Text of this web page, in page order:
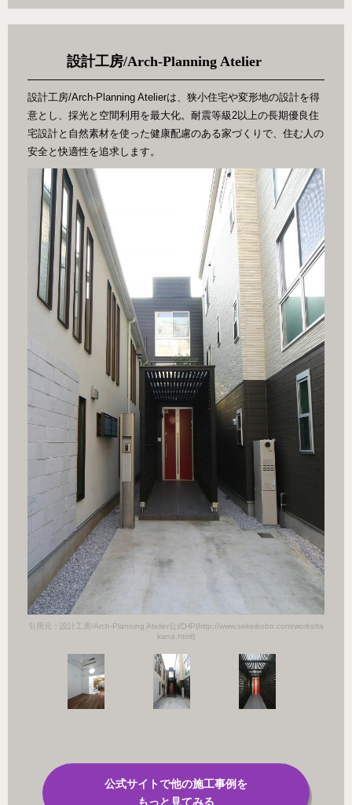
設計工房/Arch-Planning Atelier
設計工房/Arch-Planning Atelierは、狭小住宅や変形地の設計を得
意とし、採光と空間利用を最大化。耐震等級2以上の長期優良住
宅設計と自然素材を使った健康配慮のある家づくりで、住む人の
安全と快適性を追求します。
引用元：設計工房/Arch-Planning Atelier公式HP(http://www.sekeikobo.com/works/ta
kana.html)
公式サイトで他の施工事例を
もっと見てみる